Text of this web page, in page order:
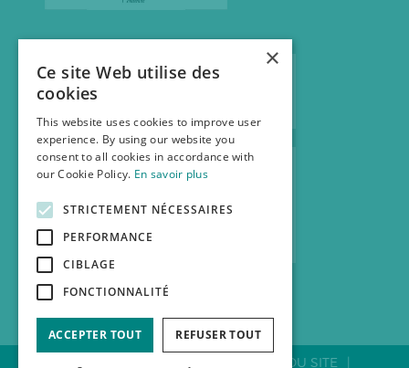
PLAN DU SITE
×
Ce site Web utilise des
cookies
This website uses cookies to improve user
experience. By using our website you
consent to all cookies in accordance with
our Cookie Policy. En savoir plus
STRICTEMENT NÉCESSAIRES
PERFORMANCE
CIBLAGE
FONCTIONNALITÉ
ACCEPTER TOUT REFUSER TOUT